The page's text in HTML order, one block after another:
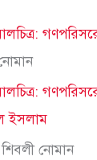
ইসলাম
শিবলী নোমান